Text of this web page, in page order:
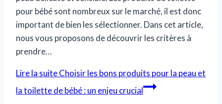
pour bébé sont nombreux sur le marché, il est donc
important de bien les sélectionner. Dans cet article,
nous vous proposons de découvrir les critères à
prendre…
Lire la suiteChoisir les bons produits pour la peau et
la toilette de bébé : un enjeu crucial